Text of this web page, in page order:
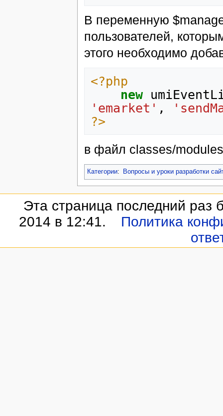
В переменную
пользователей,
этого необходимо
<?php
new
'emarket' ,
?>
в файл classes/
Категории: Вопросы и уроки разработки
Эта страница последний раз
2014 в 12:41.
Политика